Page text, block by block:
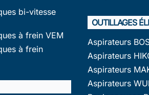
bi-vitesse
à frein VEM
à frein
OUTILLAGES
Aspirateurs
Aspirateurs
Aspirateurs
Aspirateurs